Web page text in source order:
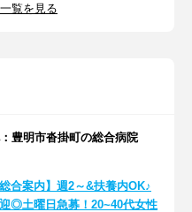
覧を見る
豊明市沓掛町の総合病院
合案内】週2～&扶養内OK♪
◎土曜日急募！20~40代女性